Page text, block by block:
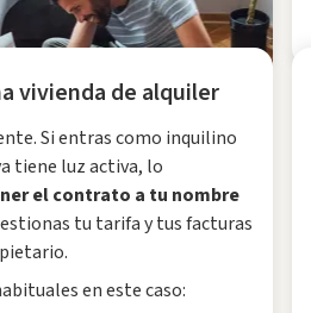
vivienda de alquiler
Si entras como inquilino
tiene luz activa, lo
el contrato a tu nombre
tu tarifa y tus facturas
en este caso: